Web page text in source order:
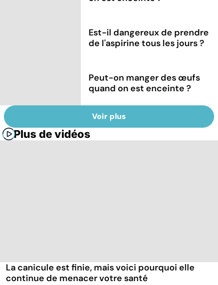
Est-il dangereux de prendre
de l'aspirine tous les jours ?
Peut-on manger des œufs
quand on est enceinte ?
Voir plus
Plus de vidéos
La canicule est finie, mais voici pourquoi elle
continue de menacer votre santé